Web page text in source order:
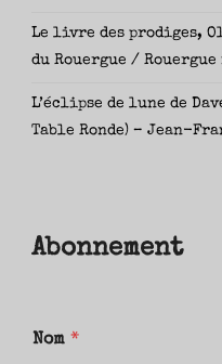
Le livre des prodiges,
du Rouergue /
L’éclipse de lune de
Table Ronde) – Jean-
Abonnement
Nom *